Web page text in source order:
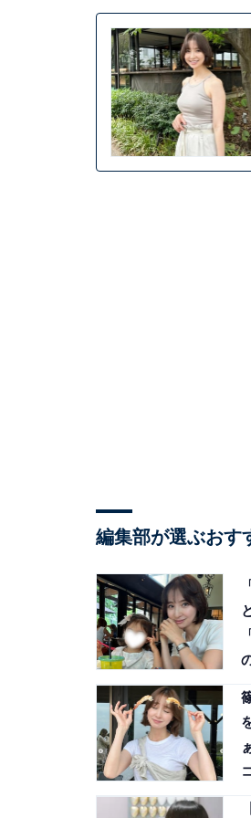
編集部が選ぶおす